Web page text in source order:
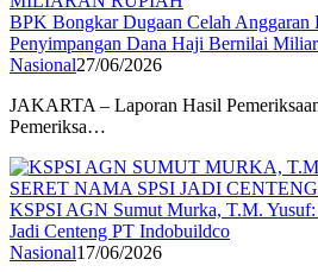
BPK Bongkar Dugaan Celah Anggaran
Penyimpangan Dana Haji Bernilai
Nasional27/06/2026
JAKARTA – Laporan Hasil
Pemeriksa…
KSPSI AGN Sumut Murka, T.M. Yusuf:
Jadi Centeng PT Indobuildco
Nasional17/06/2026